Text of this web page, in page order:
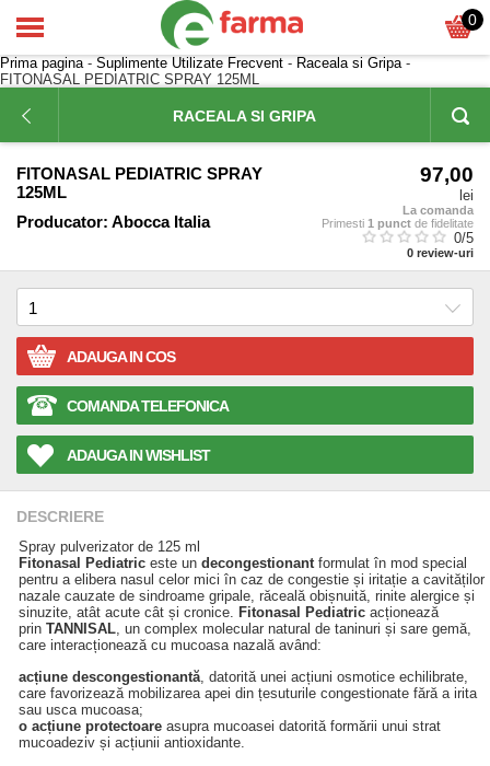
0
Prima pagina- Suplimente Utilizate Frecvent - Raceala si Gripa-
FITONASAL PEDIATRIC SPRAY 125ML
RACEALA SI GRIPA
FITONASAL PEDIATRIC SPRAY
125ML
Producator: Abocca Italia
97,00
lei
La comanda
Primesti 1 punct de fidelitate
0/5
0 review-uri
ADAUGA IN COS
COMANDA TELEFONICA
ADAUGA IN WISHLIST
DESCRIERE
Spray pulverizator de 125 ml
Fitonasal Pediatric este un decongestionantformulat în mod special
pentru a elibera nasul celor mici în caz de congestie și iritație a cavităților
nazale cauzate de sindroame gripale, răceală obișnuită, rinite alergice și
sinuzite, atât acute cât și cronice. Fitonasal Pediatric acționează
prin TANNISAL, un complex molecular natural de taninuri și sare gemă,
care interacționează cu mucoasa nazală având:
acțiune descongestionantă, datorită unei acțiuni osmotice echilibrate,
care favorizează mobilizarea apei din țesuturile congestionate fără a irita
sau usca mucoasa;
o acțiune protectoare asupra mucoasei datorită formării unui strat
mucoadeziv și acțiunii antioxidante.